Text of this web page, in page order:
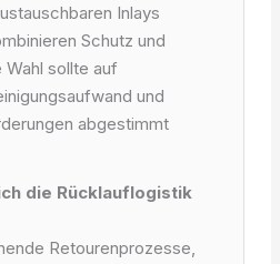
Inlays
Schutz und
sollte auf
und
abgestimmt
die Rücklauflogistik
Retourenprozesse,